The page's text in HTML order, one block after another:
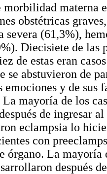
morbilidad materna
obstétricas
severa (61,3%),
Diecisiete de las
de estas eran
se abstuvieron de
emociones y de sus
La mayoría de los
de ingresar
eclampsia lo
con
órgano. La mayoría
después